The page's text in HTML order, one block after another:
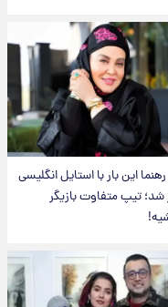
رهنما این بار با استایل انگلیسی
شد؛ تیپ متفاوت بازیگر